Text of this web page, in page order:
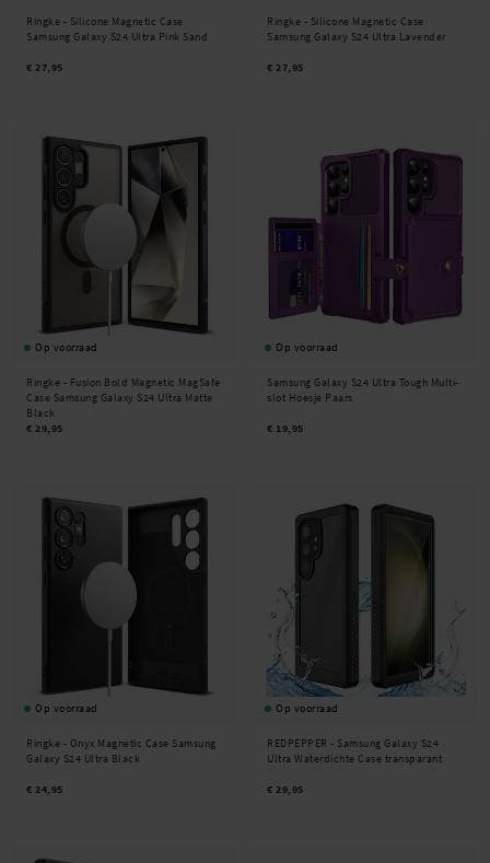
Ringke - Silicone Magnetic Case
Samsung Galaxy S24 Ultra Pink Sand
€ 27,95
Ringke - Silicone Magnetic Case
Samsung Galaxy S24 Ultra Lavender
€ 27,95
Op voorraad
Ringke - Fusion Bold Magnetic MagSafe
Case Samsung Galaxy S24 Ultra Matte
Black
€ 29,95
Op voorraad
Samsung Galaxy S24 Ultra Tough Multi-
slot Hoesje Paars
€ 19,95
Op voorraad
Ringke - Onyx Magnetic Case Samsung
Galaxy S24 Ultra Black
€ 24,95
Op voorraad
REDPEPPER - Samsung Galaxy S24
Ultra Waterdichte Case transparant
€ 29,95